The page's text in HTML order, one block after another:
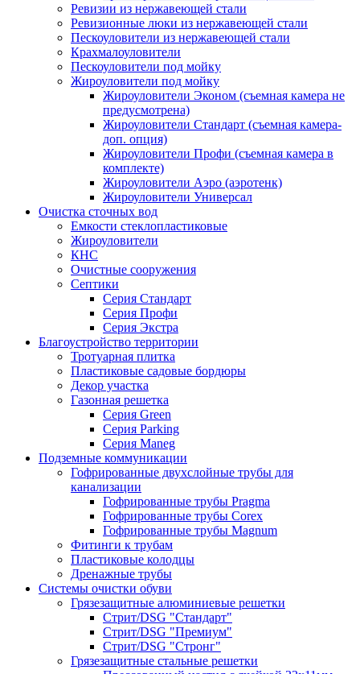
Ревизии из нержавеющей стали
Ревизионные люки из нержавеющей стали
Пескоуловители из нержавеющей стали
Крахмалоуловители
Пескоуловители под мойку
Жироуловители под мойку
Жироуловители Эконом (съемная камера не
предусмотрена)
Жироуловители Стандарт (съемная камера-
доп. опция)
Жироуловители Профи (съемная камера в
комплекте)
Жироуловители Аэро (аэротенк)
Жироуловители Универсал
Очистка сточных вод
Емкости стеклопластиковые
Жироуловители
КНС
Очистные сооружения
Септики
Серия Стандарт
Серия Профи
Серия Экстра
Благоустройство территории
Тротуарная плитка
Пластиковые садовые бордюры
Декор участка
Газонная решетка
Серия Green
Серия Parking
Серия Maneg
Подземные коммуникации
Гофрированные двухслойные трубы для
канализации
Гофрированные трубы Pragma
Гофрированные трубы Corex
Гофрированные трубы Magnum
Фитинги к трубам
Пластиковые колодцы
Дренажные трубы
Системы очистки обуви
Грязезащитные алюминиевые решетки
Стрит/DSG "Стандарт"
Стрит/DSG "Премиум"
Стрит/DSG "Стронг"
Грязезащитные стальные решетки